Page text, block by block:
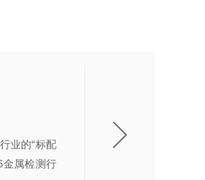
业的“标配
金属检测行